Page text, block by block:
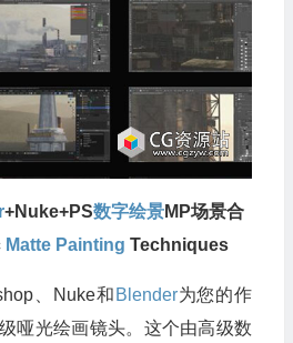
+Nuke+PS数字绘景MP场景合
Matte Painting Techniques
、Nuke和 Blender为您的作
哑光绘画镜头。这个由高级数